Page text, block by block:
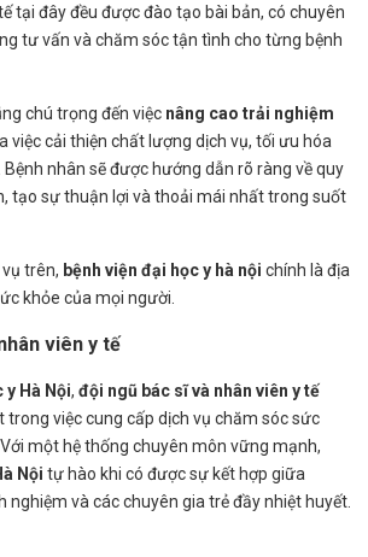
tại đây đều được đào tạo bài bản, có chuyên
tư vấn và chăm sóc tận tình cho từng bệnh
chú trọng đến việc nâng cao trải nghiệm
việc cải thiện chất lượng dịch vụ, tối ưu hóa
nhân sẽ được hướng dẫn rõ ràng về quy
tạo sự thuận lợi và thoải mái nhất trong suốt
trên, bệnh viện đại học y hà nội chính là địa
khỏe của mọi người.
viên y tế
y Hà Nội, đội ngũ bác sĩ và nhân viên y tế
việc cung cấp dịch vụ chăm sóc sức
một hệ thống chuyên môn vững mạnh,
Nội tự hào khi có được sự kết hợp giữa
nghiệm và các chuyên gia trẻ đầy nhiệt huyết.